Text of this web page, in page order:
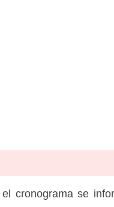
cronograma se